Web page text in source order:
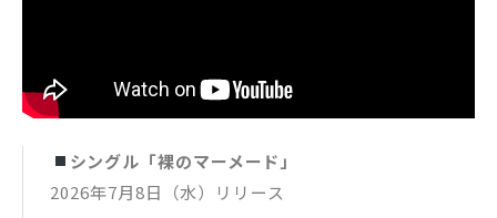
シングル「裸のマーメード」
2026年7月8日（水）リリース